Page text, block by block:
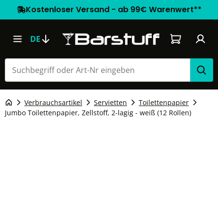
Kostenloser Versand - ab 99€ Warenwert**
DE Warenkorb
Verbrauchsartikel Servietten
Toilettenpapier
Jumbo Toilettenpapier, Zellstoff, 2-lagig - weiß (12 Rollen)